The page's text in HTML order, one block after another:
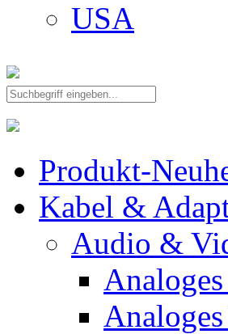
USA
Produkt-
Kabel &
Audio &